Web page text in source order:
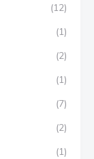
(12)
(1)
(2)
(1)
(7)
(2)
(1)